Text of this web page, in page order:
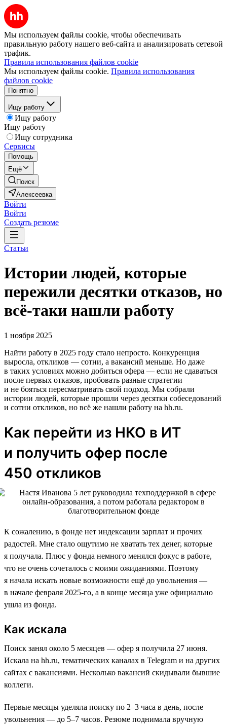
Мы используем файлы cookie, чтобы обеспечивать
правильную работу нашего веб-сайта и анализировать сетевой
трафик.
Правила использования файлов cookie
Мы используем файлы cookie. Правила использования
файлов cookie
Понятно
Ищу работу
Ищу работу
Ищу работу
Ищу сотрудника
Сервисы
Помощь
Ещё
Поиск
Алексеевка
Войти
Войти
Создать резюме
Статьи
Истории людей, которые
пережили десятки отказов, но
всё-таки нашли работу
1 ноября 2025
Найти работу в 2025 году стало непросто. Конкуренция
выросла, откликов — сотни, а вакансий меньше. Но даже
в таких условиях можно добиться офера — если не сдаваться
после первых отказов, пробовать разные стратегии
и не бояться пересматривать свой подход. Мы собрали
истории людей, которые прошли через десятки собеседований
и сотни откликов, но всё же нашли работу на hh.ru.
Как перейти из НКО в ИТ
и получить офер после
450 откликов
К сожалению, в фонде нет индексации зарплат и прочих
радостей. Мне стало ощутимо не хватать тех денег, которые
я получала. Плюс у фонда немного менялся фокус в работе,
что не очень сочеталось с моими ожиданиями. Поэтому
я начала искать новые возможности ещё до увольнения —
в начале февраля 2025-го, а в конце месяца уже официально
ушла из фонда.
Как искала
Поиск занял около 5 месяцев — офер я получила 27 июня.
Искала на hh.ru, тематических каналах в Telegram и на других
сайтах с вакансиями. Несколько вакансий скидывали бывшие
коллеги.
Первые месяцы уделяла поиску по 2–3 часа в день, после
увольнения — до 5–7 часов. Резюме поднимала вручную